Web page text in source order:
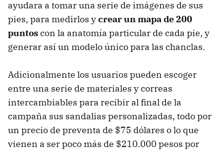
ayudara a tomar una serie de imágenes de sus
pies, para medirlos ycrear un mapa de 200
puntoscon la anatomía particular de cada pie, y
generar así un modelo único para las chanclas.
Adicionalmente los usuarios pueden escoger
entre una serie de materiales y correas
intercambiables para recibir al final de la
campaña sus sandalias personalizadas, todo por
un precio de preventa de $75 dólares o lo que
vienen a ser poco más de $210.000 pesos por